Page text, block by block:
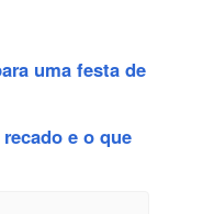
uma festa de
e o que